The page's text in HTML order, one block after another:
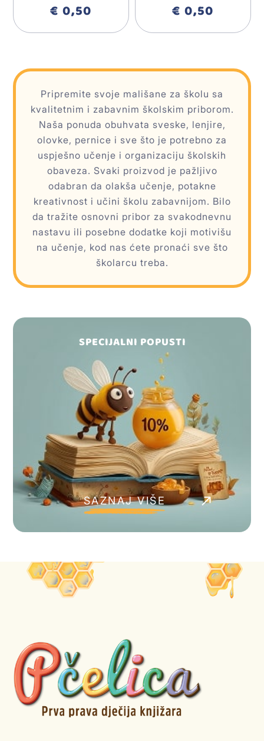
SPECIJALNI POPUSTI
SAZNAJ VIŠE
€ 0,50 € 0,50
Pripremite svoje mališane za školu sa
kvalitetnim i zabavnim školskim priborom.
Naša ponuda obuhvata sveske, lenjire,
olovke, pernice i sve što je potrebno za
uspješno učenje i organizaciju školskih
obaveza. Svaki proizvod je pažljivo
odabran da olakša učenje, potakne
kreativnost i učini školu zabavnijom. Bilo
da tražite osnovni pribor za svakodnevnu
nastavu ili posebne dodatke koji motivišu
na učenje, kod nas ćete pronaći sve što
školarcu treba.